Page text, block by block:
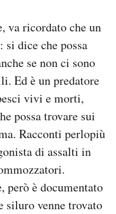
va ricordato che un
si dice che possa
se non ci sono
Ed è un predatore
vivi e morti,
possa trovare sui
Racconti perlopiù
di assalti in
però è documentato
siluro venne trovato